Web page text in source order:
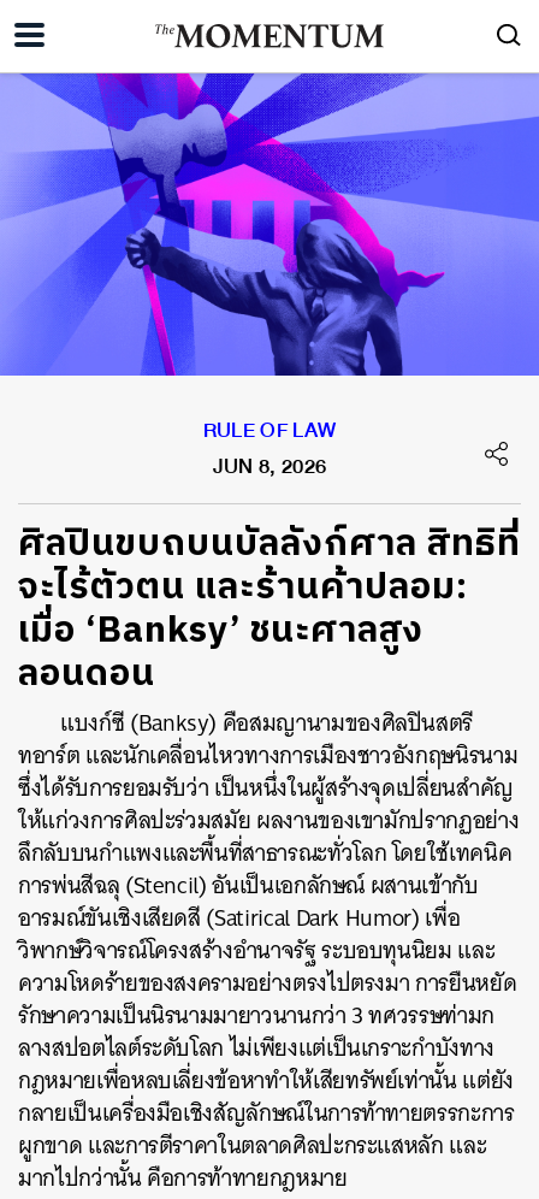
RULE OF LAW
JUN 8, 2026
ศิลปินขบถบนบัลลังก์ศาล สิทธิที่
จะไร้ตัวตน และร้านค้าปลอม:
เมื่อ ‘Banksy’ ชนะศาลสูง
ลอนดอน
แบงก์ซี (Banksy) คือสมญานามของศิลปินสตรี
ทอาร์ต และนักเคลื่อนไหวทางการเมืองชาวอังกฤษนิรนาม
ซึ่งได้รับการยอมรับว่า เป็นหนึ่งในผู้สร้างจุดเปลี่ยนสำคัญ
ให้แก่วงการศิลปะร่วมสมัย ผลงานของเขามักปรากฏอย่าง
ลึกลับบนกำแพงและพื้นที่สาธารณะทั่วโลก โดยใช้เทคนิค
การพ่นสีฉลุ (Stencil) อันเป็นเอกลักษณ์ ผสานเข้ากับ
อารมณ์ขันเชิงเสียดสี (Satirical Dark Humor) เพื่อ
วิพากษ์วิจารณ์โครงสร้างอำนาจรัฐ ระบอบทุนนิยม และ
ความโหดร้ายของสงครามอย่างตรงไปตรงมา การยืนหยัด
รักษาความเป็นนิรนามมายาวนานกว่า 3 ทศวรรษท่ามก
ลางสปอตไลต์ระดับโลก ไม่เพียงแต่เป็นเกราะกำบังทาง
กฎหมายเพื่อหลบเลี่ยงข้อหาทำให้เสียทรัพย์เท่านั้น แต่ยัง
กลายเป็นเครื่องมือเชิงสัญลักษณ์ในการท้าทายตรรกะการ
ผูกขาด และการตีราคาในตลาดศิลปะกระแสหลัก และ
มากไปกว่านั้น คือการท้าทายกฎหมาย